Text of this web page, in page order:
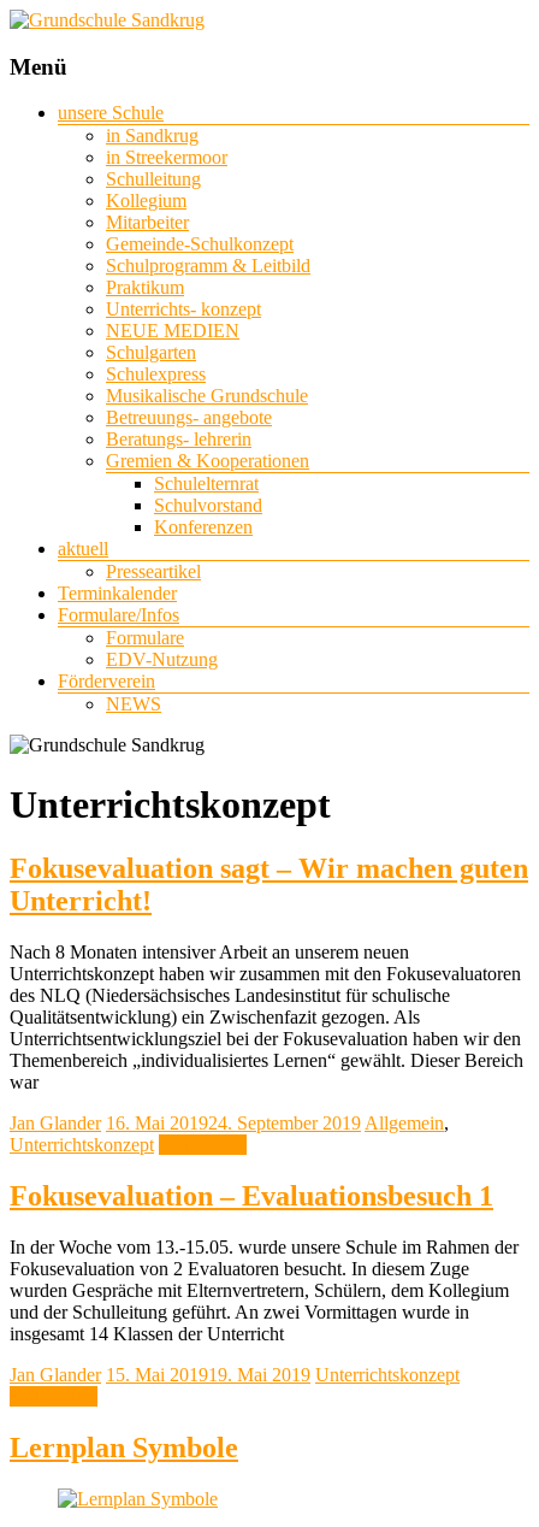
Grundschule
Streekermoor
Menü
unsere Schule
in Sandkrug
in Streekermoor
Schulleitung
Kollegium
Mitarbeiter
Gemeinde-Schulkonzept
Schulprogramm & Leitbild
Praktikum
Unterrichts- konzept
NEUE MEDIEN
Schulgarten
Schulexpress
Musikalische Grundschule
Betreuungs- angebote
Beratungs- lehrerin
Gremien & Kooperationen
Schulelternrat
Schulvorstand
Konferenzen
aktuell
Presseartikel
Terminkalender
Formulare/Infos
Formulare
EDV-Nutzung
Förderverein
NEWS
Unterrichtskonzept
Fokusevaluation sagt – Wir machen guten
Unterricht!
Nach 8 Monaten intensiver Arbeit an unserem neuen
Unterrichtskonzept haben wir zusammen mit den Fokusevaluatoren
des NLQ (Niedersächsisches Landesinstitut für schulische
Qualitätsentwicklung) ein Zwischenfazit gezogen. Als
Unterrichtsentwicklungsziel bei der Fokusevaluation haben wir den
Themenbereich „individualisiertes Lernen“ gewählt. Dieser Bereich
war
Jan Glander 16. Mai 201924. September 2019 Allgemein,
Unterrichtskonzept
Fokusevaluation – Evaluationsbesuch 1
In der Woche vom 13.-15.05. wurde unsere Schule im Rahmen der
Fokusevaluation von 2 Evaluatoren besucht. In diesem Zuge
wurden Gespräche mit Elternvertretern, Schülern, dem Kollegium
und der Schulleitung geführt. An zwei Vormittagen wurde in
insgesamt 14 Klassen der Unterricht
Jan Glander 15. Mai 201919. Mai 2019 Unterrichtskonzept
Lernplan Symbole